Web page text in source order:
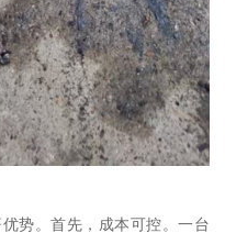
势。首先，成本可控。一台